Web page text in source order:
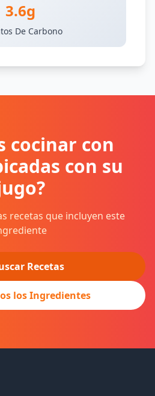
3.6g
De Carbono
cocinar con
con su
recetas que incluyen este
Recetas
los Ingredientes